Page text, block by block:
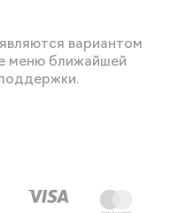
вариантом
меню ближайшей